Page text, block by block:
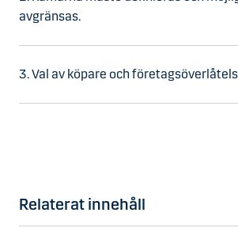
avgränsas.
3. Val av köpare och
Relaterat innehåll